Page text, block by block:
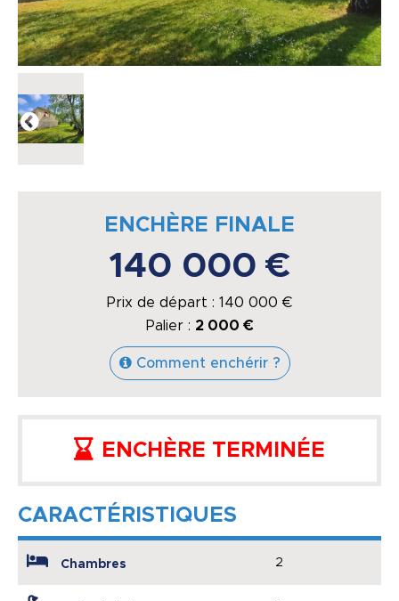
ENCHÈRE FINALE
140 000 €
Prix de départ : 140 000 €
Palier : 2 000 €
Comment enchérir ?
ENCHÈRE TERMINÉE
CARACTÉRISTIQUES
Chambres 2